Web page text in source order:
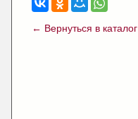
← Вернуться в каталог